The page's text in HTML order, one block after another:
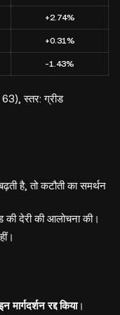
+2.74%
+0.31%
-1.43%
स्तर: ग्रीड
है, तो कटौती का समर्थन
की देरी की आलोचना की।
रद्द किया।